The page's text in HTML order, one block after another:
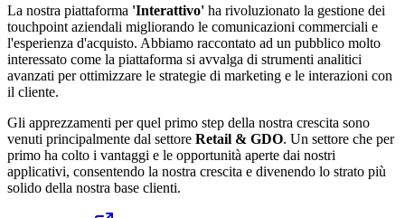
La nostra piattaforma 'Interattivo' ha rivoluzionato la gestione dei
touchpoint aziendali migliorando le comunicazioni commerciali e
l'esperienza d'acquisto. Abbiamo raccontato ad un pubblico molto
interessato come la piattaforma si avvalga di strumenti analitici
avanzati per ottimizzare le strategie di marketing e le interazioni con
il cliente.
Gli apprezzamenti per quel primo step della nostra crescita sono
venuti principalmente dal settore Retail & GDO. Un settore che per
primo ha colto i vantaggi e le opportunità aperte dai nostri
applicativi, consentendo la nostra crescita e divenendo lo strato più
solido della nostra base clienti.